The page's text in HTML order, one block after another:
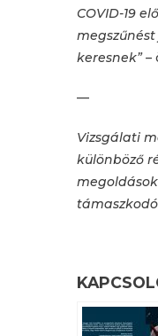
COVID-19
keresnek” –
—
Vizsgálati
különböző